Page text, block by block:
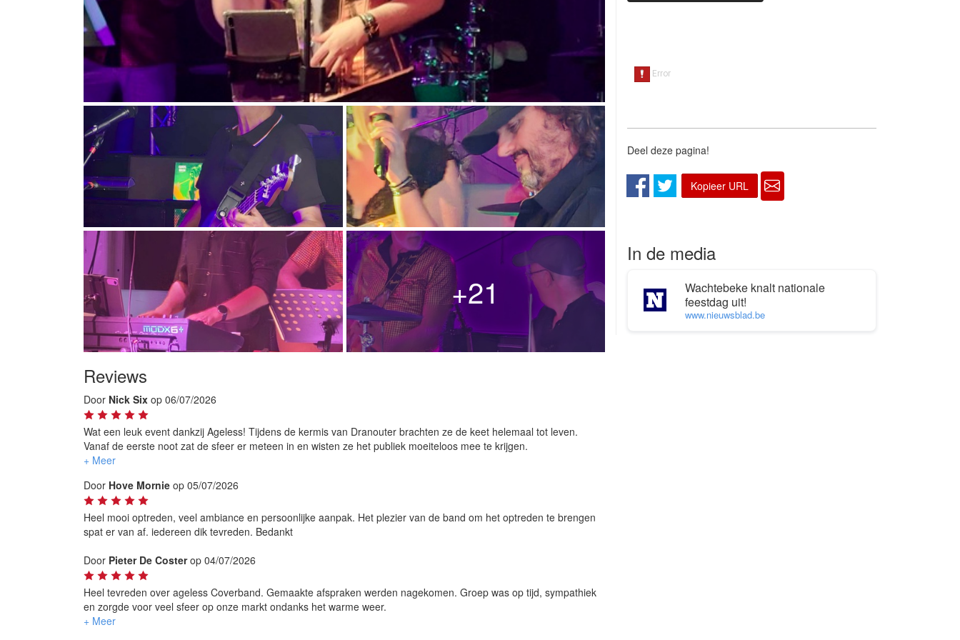
+21
Reviews
Door Nick Six op 06/07/2026
Wat een leuk event dankzij Ageless! Tijdens de kermis van Dranouter brachten ze de keet helemaal tot leven.
Vanaf de eerste noot zat de sfeer er meteen in en wisten ze het publiek moeiteloos mee te krijgen.
voelden perfect aan wat het publiek wilde en zorgden ervoor dat jong en oud volop konden meezingen en
genieten.
Een geweldige mix van zalige muziek, bekende meezingers en bakken energie maakte van hun optreden een
zoeken.
Ageless is een absolute aanrader! Bedankt voor de fantastische avond!
Door Hove Mornie op 05/07/2026
Heel mooi optreden, veel ambiance en persoonlijke aanpak. Het plezier van de band om het optreden te brengen
spat er van af. iedereen dik tevreden. Bedankt
Door Pieter De Costerop 04/07/2026
Heel tevreden over ageless Coverband. Gemaakte afspraken werden nagekomen. Groep was op tijd, sympathiek
en zorgde voor veel sfeer op onze markt ondanks het warme weer.
Geen minuut spijt gehad om jullie vast te leggen. Een aanrader voor op elk event!
Deel deze pagina!
Kopieer URL
In de media
Wachtebeke knalt nationale
feestdag uit!
www.nieuwsblad.be